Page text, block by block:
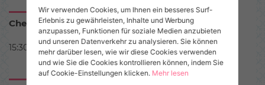
Check in - Check out
15:30 - 10:00
Wir verwenden Cookies, um Ihnen ein besseres Surf-
Erlebnis zu gewährleisten, Inhalte und Werbung
anzupassen, Funktionen für soziale Medien anzubieten
und unseren Datenverkehr zu analysieren. Sie können
mehr darüber lesen, wie wir diese Cookies verwenden
und wie Sie die Cookies kontrollieren können, indem Sie
auf Cookie-Einstellungen klicken. Mehr lesen